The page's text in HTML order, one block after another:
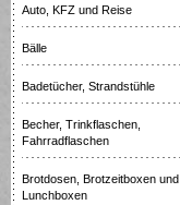
Auto, KFZ und Reise
Bälle
Badetücher, Strandstühle
Becher, Trinkflaschen,
Fahrradflaschen
Brotdosen, Brotzeitboxen und
Lunchboxen